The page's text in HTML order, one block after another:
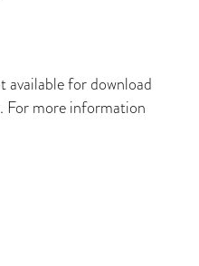
available for download
For more information